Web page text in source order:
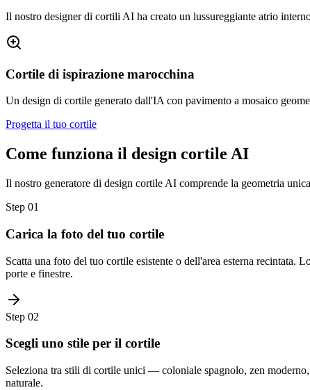
Il nostro designer di cortili AI ha creato un lussureggiante atrio
Cortile di ispirazione marocchina
Un design di cortile generato dall'IA con pavimento a mosaico
Progetta il tuo cortile
Come funziona il design cortile AI
Il nostro generatore di design cortile AI comprende la geometria
Step 01
Carica la foto del tuo cortile
Scatta una foto del tuo cortile esistente o dell'area esterna
porte e finestre.
Step 02
Scegli uno stile per il cortile
Seleziona tra stili di cortile unici — coloniale spagnolo, zen
naturale.